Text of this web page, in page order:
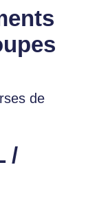
de
/